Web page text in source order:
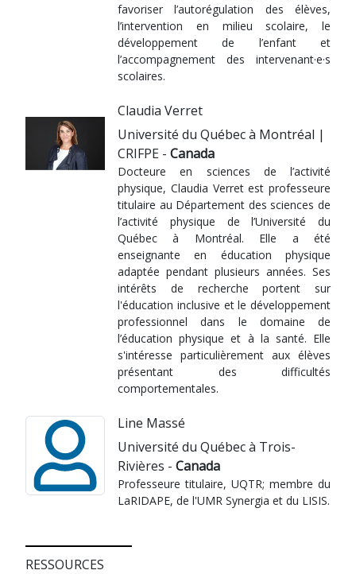
favoriser l’autorégulation des élèves,
l’intervention en milieu scolaire, le
développement de l’enfant et
l’accompagnement des intervenant·e·s
scolaires.
Claudia Verret
Université du Québec à Montréal |
CRIFPE - Canada
Docteure en sciences de l’activité
physique, Claudia Verret est professeure
titulaire au Département des sciences de
l’activité physique de l’Université du
Québec à Montréal. Elle a été
enseignante en éducation physique
adaptée pendant plusieurs années. Ses
intérêts de recherche portent sur
l'éducation inclusive et le développement
professionnel dans le domaine de
l’éducation physique et à la santé. Elle
s'intéresse particulièrement aux élèves
présentant des difficultés
comportementales.
Line Massé
Université du Québec à Trois-
Rivières - Canada
Professeure titulaire, UQTR; membre du
LaRIDAPE, de l'UMR Synergia et du LISIS.
RESSOURCES